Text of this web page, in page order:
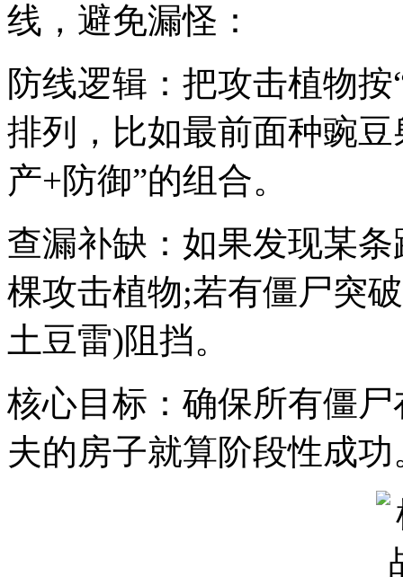
线，避免漏怪：
防线逻辑：把攻击植物
排列，比如最前面种豌
产+防御”的组合。
查漏补缺：如果发现某
棵攻击植物;若有僵尸突
土豆雷)阻挡。
核心目标：确保所有僵
夫的房子就算阶段性成功